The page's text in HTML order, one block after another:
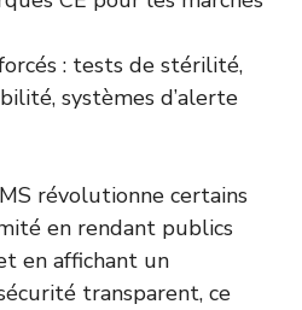
: tests de stérilité,
systèmes d’alerte
révolutionne certains
en rendant publics
en affichant un
transparent, ce